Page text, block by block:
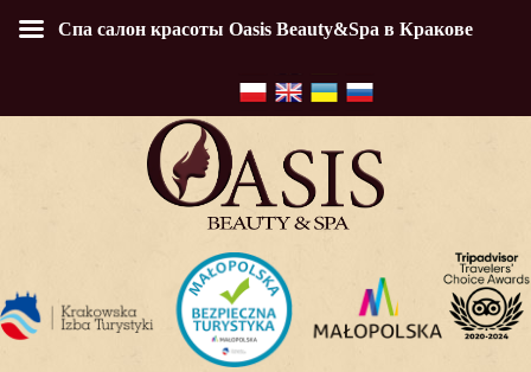
Спа салон красоты Oasis Beauty&Spa в Кракове